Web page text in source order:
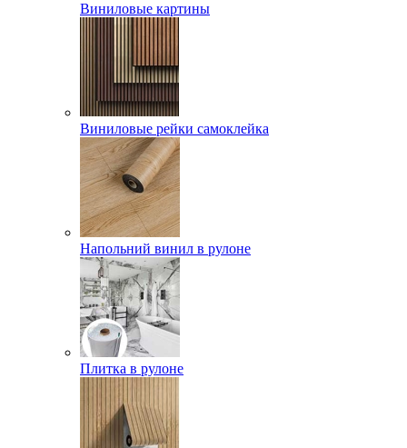
Виниловые картины
Виниловые рейки самоклейка
Напольний винил в рулоне
Плитка в рулоне